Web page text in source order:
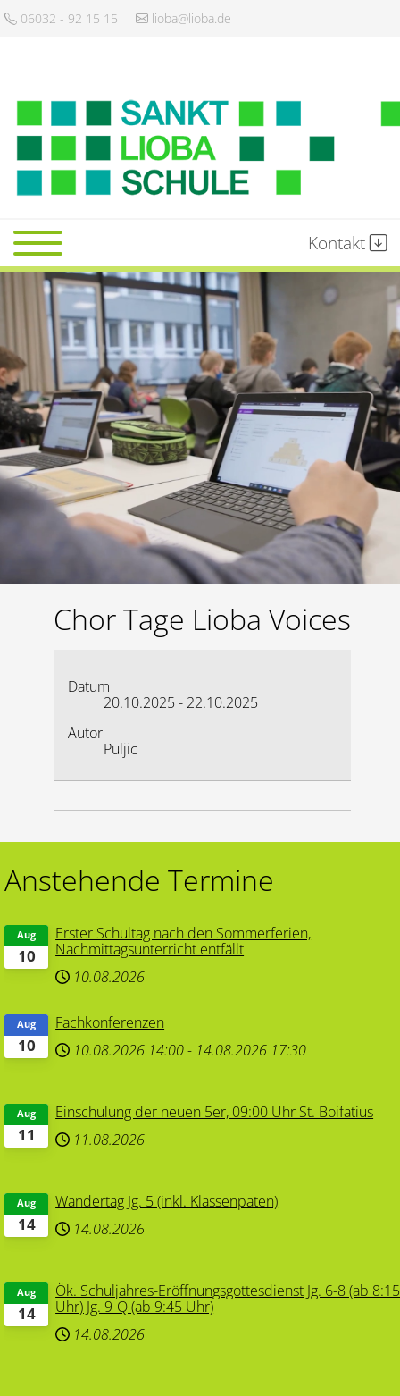
06032 - 92 15 15 lioba@lioba.de
Startseite
Schule
Gemeinschaft
Lernen
Kalender
Kontakt
Chor Tage Lioba Voices
Datum
20.10.2025- 22.10.2025
Autor
Puljic
Anstehende Termine
10
Aug
Erster Schultag nach den Sommerferien,
Nachmittagsunterricht entfällt
10.08.2026
10
Aug
Fachkonferenzen
10.08.2026 14:00- 14.08.2026 17:30
11
Aug
Einschulung der neuen 5er, 09:00 Uhr St. Boifatius
11.08.2026
14
Aug
Wandertag Jg. 5 (inkl. Klassenpaten)
14.08.2026
14
Aug
Ök. Schuljahres-Eröffnungsgottesdienst Jg. 6-8 (ab 8:15
Uhr) Jg. 9-Q (ab 9:45 Uhr)
14.08.2026